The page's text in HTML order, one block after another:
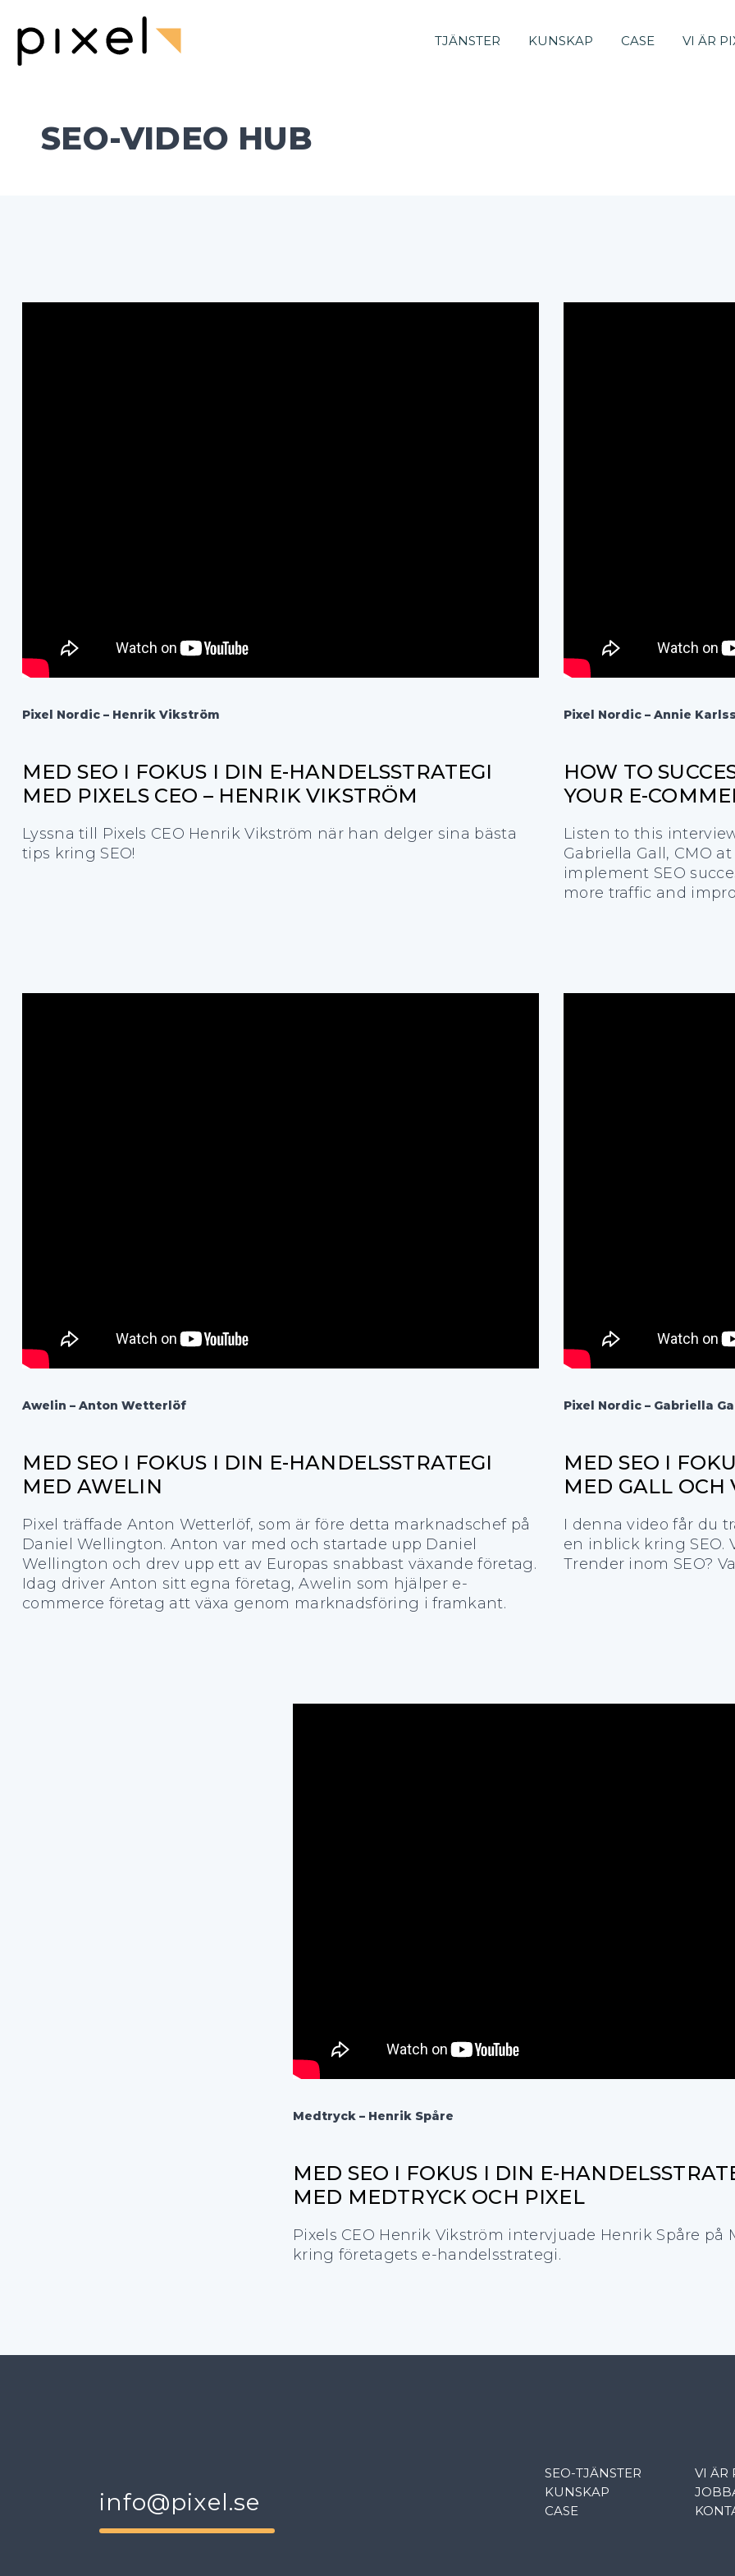
TJÄNSTER KUNSKAP CASE VI ÄR
SEO-VIDEO HUB
Pixel Nordic – Henrik Vikström
MED SEO I FOKUS I DIN E-HANDELSSTRATEGI
MED PIXELS CEO – HENRIK VIKSTRÖM
Lyssna till Pixels CEO Henrik Vikström när han delger sina bästa
tips kring SEO!
Pixel Nordic – Annie
HOW TO
YOUR E-
Listen to this
Gabriella Gall, CMO
implement SEO
more traffic and
Awelin – Anton Wetterlöf
MED SEO I FOKUS I DIN E-HANDELSSTRATEGI
MED AWELIN
Pixel träffade Anton Wetterlöf, som är före detta marknadschef på
Daniel Wellington. Anton var med och startade upp Daniel
Wellington och drev upp ett av Europas snabbast växande företag.
Idag driver Anton sitt egna företag, Awelin som hjälper e-
commerce företag att växa genom marknadsföring i framkant.
Pixel Nordic – Gabriella
MED SEO I
MED GALL OCH
I denna video får du
en inblick kring SEO.
Trender inom SEO?
Medtryck – Henrik Spåre
MED SEO I FOKUS I DIN E-
MED MEDTRYCK OCH PIXEL
Pixels CEO Henrik Vikström intervjuade Henrik Spåre på
kring företagets e-handelsstrategi.
info@pixel.se
SEO-TJÄNSTER
KUNSKAP
CASE
VI ÄR